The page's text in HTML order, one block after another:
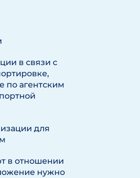
в связи с
по агентским
для
в отношении
нужно